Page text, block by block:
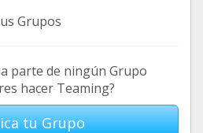
Grupos
parte de ningún Grupo
hacer Teaming?
tu Grupo